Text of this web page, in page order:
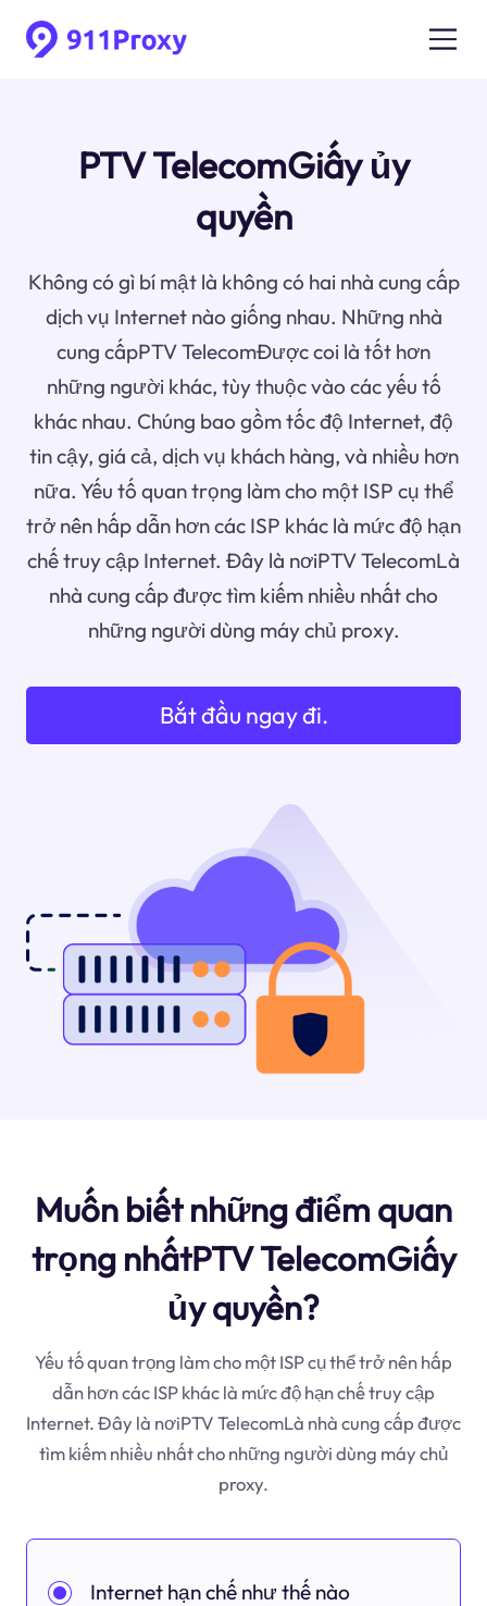
PTV TelecomGiấy ủy
quyền
Không có gì bí mật là không có hai nhà cung cấp
dịch vụ Internet nào giống nhau. Những nhà
cung cấpPTV TelecomĐược coi là tốt hơn
những người khác, tùy thuộc vào các yếu tố
khác nhau. Chúng bao gồm tốc độ Internet, độ
tin cậy, giá cả, dịch vụ khách hàng, và nhiều hơn
nữa. Yếu tố quan trọng làm cho một ISP cụ thể
trở nên hấp dẫn hơn các ISP khác là mức độ hạn
chế truy cập Internet. Đây là nơiPTV TelecomLà
nhà cung cấp được tìm kiếm nhiều nhất cho
những người dùng máy chủ proxy.
Bắt đầu ngay đi.
Muốn biết những điểm quan
trọng nhấtPTV TelecomGiấy
ủy quyền?
Yếu tố quan trọng làm cho một ISP cụ thể trở nên hấp
dẫn hơn các ISP khác là mức độ hạn chế truy cập
Internet. Đây là nơiPTV TelecomLà nhà cung cấp được
tìm kiếm nhiều nhất cho những người dùng máy chủ
proxy.
Internet hạn chế như thế nào